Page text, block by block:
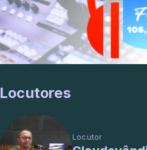
Locutores
Locutor